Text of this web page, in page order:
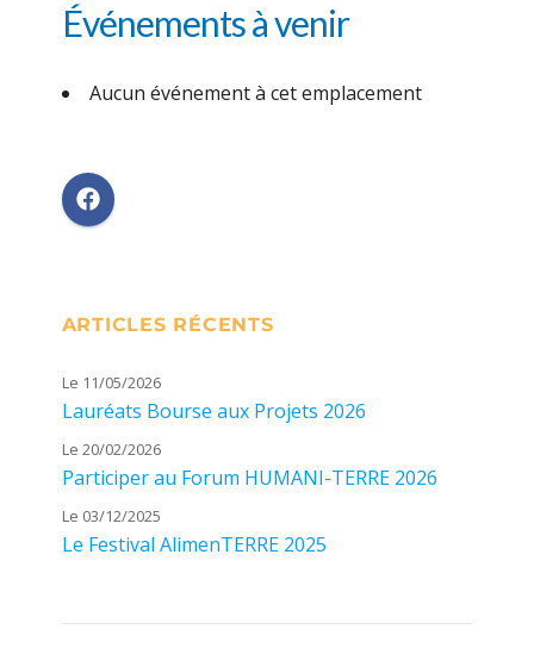
Événements à venir
Aucun événement à cet emplacement
ARTICLES RÉCENTS
Le 11/05/2026
Lauréats Bourse aux Projets 2026
Le 20/02/2026
Participer au Forum HUMANI-TERRE 2026
Le 03/12/2025
Le Festival AlimenTERRE 2025